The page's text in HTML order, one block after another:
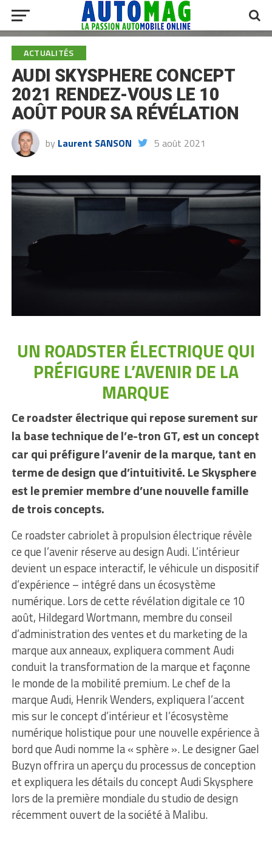
ACTUALITÉS
AUDI SKYSPHERE CONCEPT
2021 RENDEZ-VOUS LE 10
AOÛT POUR SA RÉVÉLATION
by Laurent SANSON 5 août 2021
UN ROADSTER ÉLECTRIQUE QUI
PRÉFIGURE L’AVENIR DE LA
MARQUE
Ce roadster électrique qui repose surement sur
la base technique de l’e-tron GT, est un concept
car qui préfigure l’avenir de la marque, tant en
terme de design que d’intuitivité. Le Skysphere
est le premier membre d’une nouvelle famille
de trois concepts.
Ce roadster cabriolet à propulsion électrique révèle
ce que l’avenir réserve au design Audi. L’intérieur
devient un espace interactif, le véhicule un dispositif
d’expérience – intégré dans un écosystème
numérique. Lors de cette révélation digitale ce 10
août, Hildegard Wortmann, membre du conseil
d’administration des ventes et du marketing de la
marque aux anneaux, expliquera comment Audi
conduit la transformation de la marque et façonne
le monde de la mobilité premium. Le chef de la
marque Audi, Henrik Wenders, expliquera l’accent
mis sur le concept d’intérieur et l’écosystème
numérique holistique pour une nouvelle expérience à
bord que Audi nomme la « sphère ». Le designer Gael
Buzyn offrira un aperçu du processus de conception
et expliquera les détails du concept Audi Skysphere
lors de la première mondiale du studio de design
récemment ouvert de la société à Malibu.